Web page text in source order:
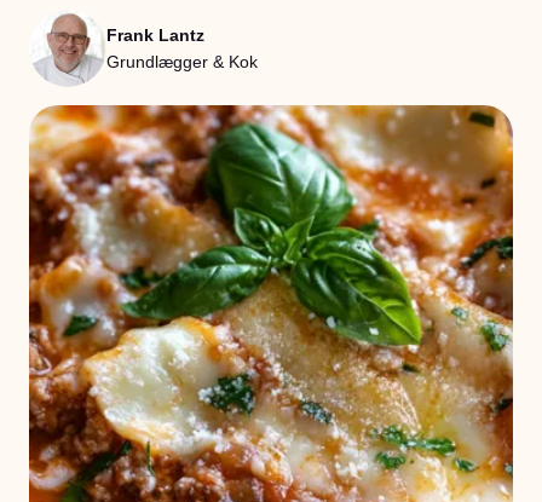
Frank Lantz
Grundlægger & Kok